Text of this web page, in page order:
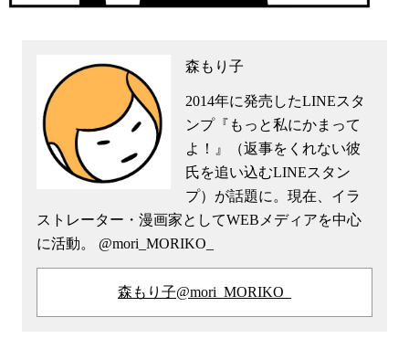
森もり子
2014年に発売したLINEスタ
ンプ『もっと私にかまって
よ！』（返事をくれない彼
氏を追い込むLINEスタン
プ）が話題に。現在、イラ
ストレーター・漫画家としてWEBメディアを中心
に活動。 @mori_MORIKO_
森もり子@mori_MORIKO_